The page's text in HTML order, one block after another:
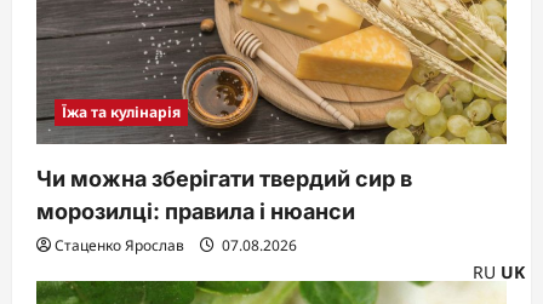
Їжа та кулінарія
Чи можна зберігати твердий сир в
морозилці: правила і нюанси
Стаценко Ярослав 07.08.2026
RU UK